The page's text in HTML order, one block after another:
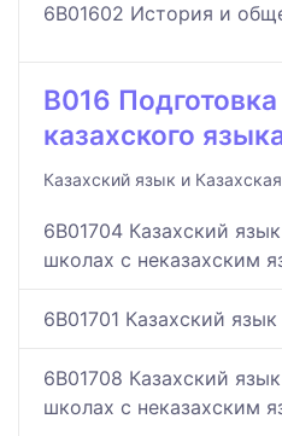
6B01602 История и
B016
казахского
Казахский язык и
6B01704 Казахский
школах с неказахским
6B01701 Казахский
6B01708 Казахский
школах с неказахским